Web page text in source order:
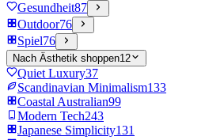
Gesundheit87
Outdoor76
Spiel76
Nach Ästhetik shoppen12
Quiet Luxury37
Scandinavian Minimalism133
Coastal Australian99
Modern Tech243
Japanese Simplicity131